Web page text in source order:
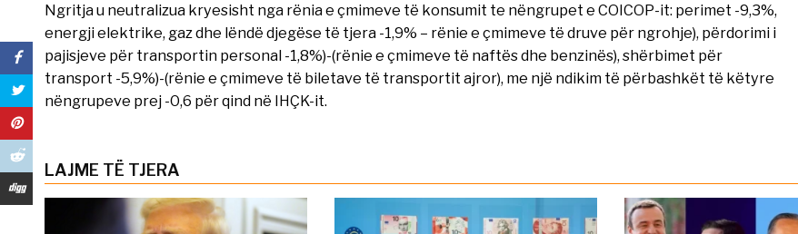
Ngritja u neutralizua kryesisht nga rënia e çmimeve të konsumit te nëngrupet e COICOP-it: perimet -9,3%,
energji elektrike, gaz dhe lëndë djegëse të tjera -1,9% – rënie e çmimeve të druve për ngrohje), përdorimi i
pajisjeve për transportin personal -1,8%)-(rënie e çmimeve të naftës dhe benzinës), shërbimet për
transport -5,9%)-(rënie e çmimeve të biletave të transportit ajror), me një ndikim të përbashkët të këtyre
nëngrupeve prej -0,6 për qind në IHÇK-it.
LAJME TË TJERA